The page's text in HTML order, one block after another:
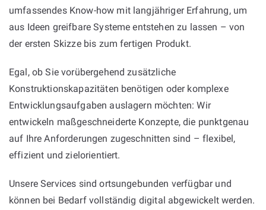
umfassendes Know-how mit langjähriger Erfahrung, um
aus Ideen greifbare Systeme entstehen zu lassen – von
der ersten Skizze bis zum fertigen Produkt.
Egal, ob Sie vorübergehend zusätzliche
Konstruktionskapazitäten benötigen oder komplexe
Entwicklungsaufgaben auslagern möchten: Wir
entwickeln maßgeschneiderte Konzepte, die punktgenau
auf Ihre Anforderungen zugeschnitten sind – flexibel,
effizient und zielorientiert.
Unsere Services sind ortsungebunden verfügbar und
können bei Bedarf vollständig digital abgewickelt werden.